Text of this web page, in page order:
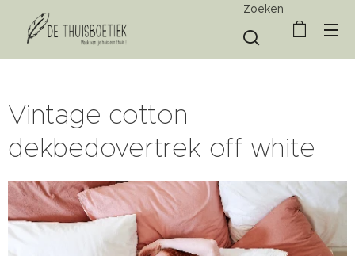
Zoeken
Vintage cotton
dekbedovertrek off white